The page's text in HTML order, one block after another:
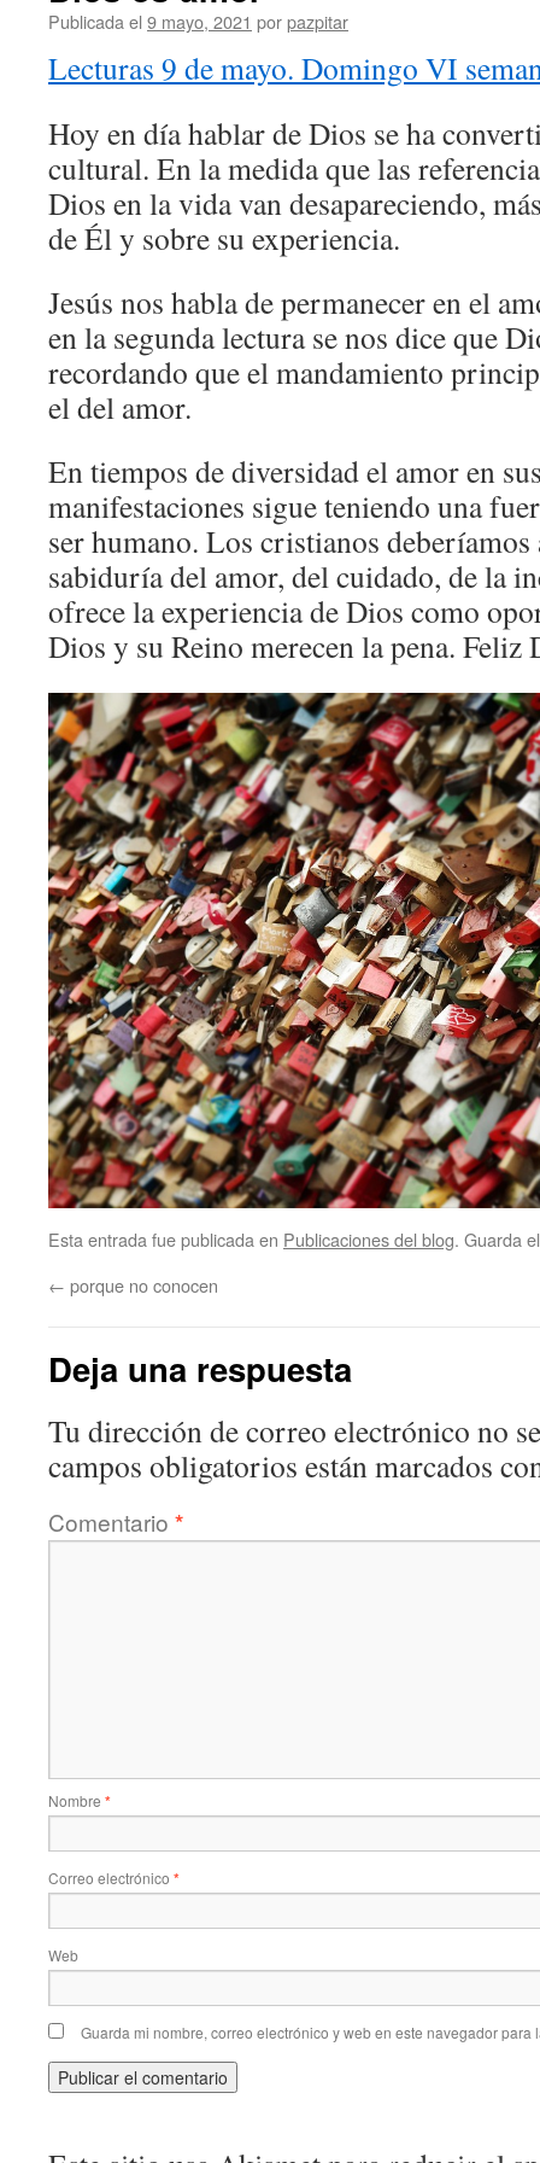
Publicada el 9 mayo, 2021 porpazpitar
Lecturas 9 de mayo. Domingo VI
Hoy en día hablar de Dios se ha
cultural. En la medida que las
Dios en la vida van desapareciendo,
de Él y sobre su experiencia.
Jesús nos habla de permanecer en el
en la segunda lectura se nos dice que
recordando que el mandamiento
el del amor.
En tiempos de diversidad el amor en
manifestaciones sigue teniendo una
ser humano. Los cristianos
sabiduría del amor, del cuidado, de la
ofrece la experiencia de Dios como
Dios y su Reino merecen la pena. Feliz
Esta entrada fue publicada en Publicaciones del blog. Guarda
← porque no conocen
Deja una respuesta
Tu dirección de correo electrónico no
campos obligatorios están marcados
Comentario *
Nombre *
Correo electrónico *
Web
Guarda mi nombre, correo electrónico y web en este navegador para